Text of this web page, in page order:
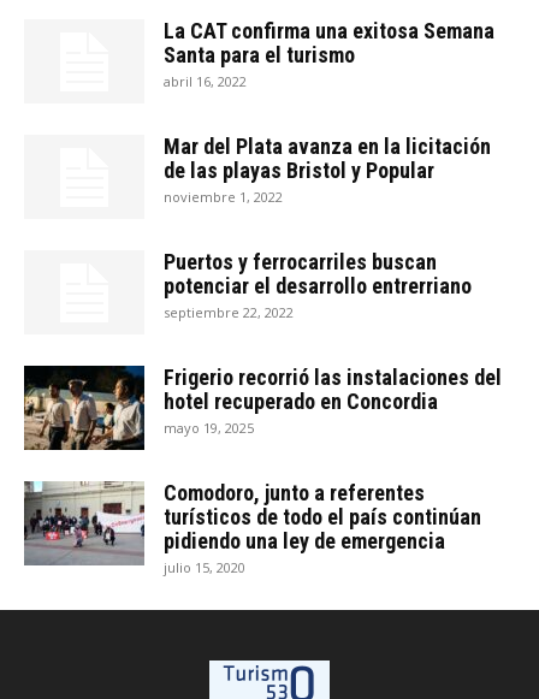
La CAT confirma una exitosa Semana
Santa para el turismo
abril 16, 2022
Mar del Plata avanza en la licitación
de las playas Bristol y Popular
noviembre 1, 2022
Puertos y ferrocarriles buscan
potenciar el desarrollo entrerriano
septiembre 22, 2022
Frigerio recorrió las instalaciones del
hotel recuperado en Concordia
mayo 19, 2025
Comodoro, junto a referentes
turísticos de todo el país continúan
pidiendo una ley de emergencia
julio 15, 2020